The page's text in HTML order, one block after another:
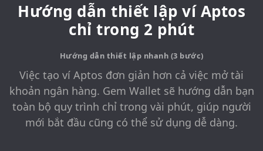
Hướng dẫn thiết lập ví Aptos
chỉ trong 2 phút
Hướng dẫn thiết lập nhanh (3 bước)
Việc tạo ví Aptos đơn giản hơn cả việc mở tài
khoản ngân hàng. Gem Wallet sẽ hướng dẫn bạn
toàn bộ quy trình chỉ trong vài phút, giúp người
mới bắt đầu cũng có thể sử dụng dễ dàng.